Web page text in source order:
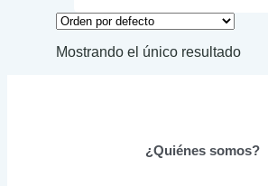
tiene
variantes.
en
Mostrando el único resultado
¿Quiénes somos?